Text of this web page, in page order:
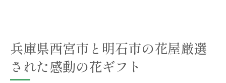
兵庫県西宮市と明石市の花屋厳選
された感動の花ギフト